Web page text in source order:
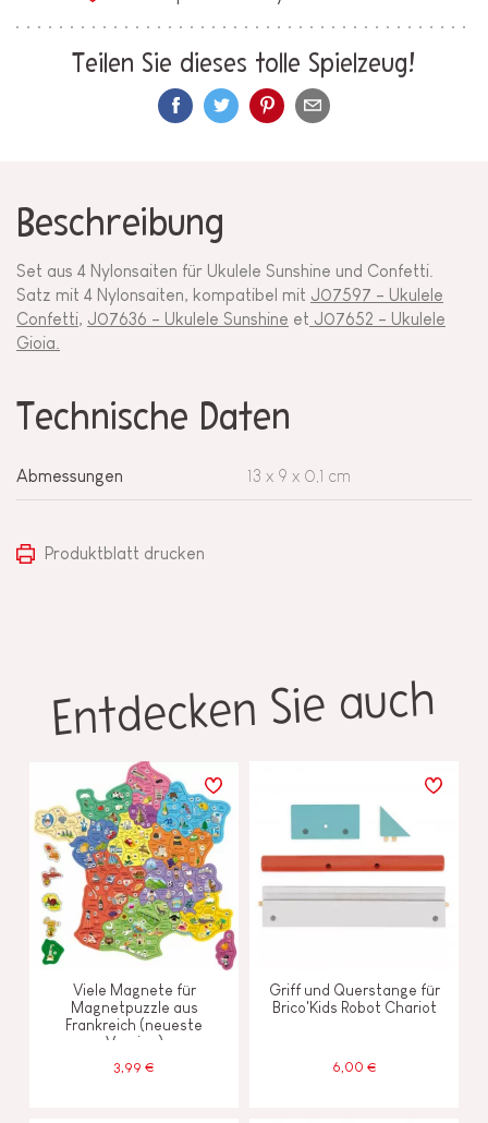
Teilen Sie dieses tolle Spielzeug!
Beschreibung
Set aus 4 Nylonsaiten für Ukulele Sunshine und Confetti.
Satz mit 4 Nylonsaiten, kompatibel mit J07597 - Ukulele
Confetti, J07636 - Ukulele Sunshine et J07652 - Ukulele
Gioia.
Technische Daten
Abmessungen 13 x 9 x 0,1 cm
Produktblatt drucken
Entdecken Sie auch
Viele Magnete für
Magnetpuzzle aus
Frankreich (neueste
Version)
3,99 €
Griff und Querstange für
Brico'Kids Robot Chariot
6,00 €